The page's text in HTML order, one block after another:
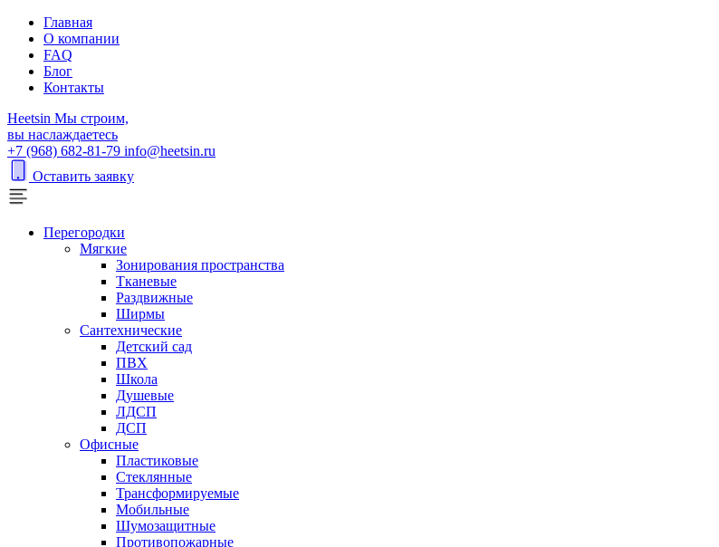
Главная
О компании
FAQ
Блог
Контакты
Heetsin Мы строим,
вы наслаждаетесь
+7 (968) 682-81-79 info@heetsin.ru
Оставить заявку
Перегородки
Мягкие
Зонирования пространства
Тканевые
Раздвижные
Ширмы
Сантехнические
Детский сад
ПВХ
Школа
Душевые
ЛДСП
ДСП
Офисные
Пластиковые
Стеклянные
Трансформируемые
Мобильные
Шумозащитные
Противопожарные